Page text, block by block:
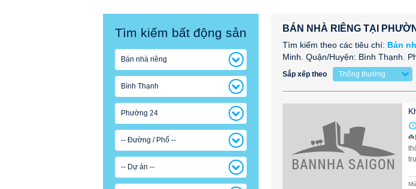
Tìm kiếm bất động sản
Bán nhà riêng
Bình Thạnh
Phường 24
-- Đường / Phố --
-- Dự án --
BÁN NHÀ RIÊNG TẠI
Tìm kiếm theo các tiêu chí: Bán
Minh. Quận/Huyện: Bình Thạnh.
Sắp xếp theo Thông thường